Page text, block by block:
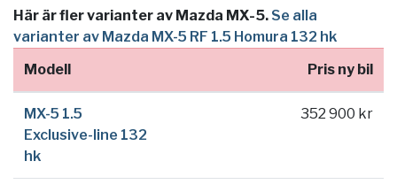
Här är fler varianter av Mazda MX-5. Se alla
varianter av Mazda MX-5 RF 1.5 Homura 132 hk
Modell
Pris ny bil
MX-5 1.5
Exclusive-line 132
hk
352 900 kr